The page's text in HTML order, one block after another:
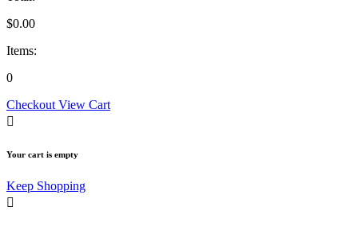
$0.00
Items:
0
Checkout View Cart
Your cart is empty
Keep Shopping